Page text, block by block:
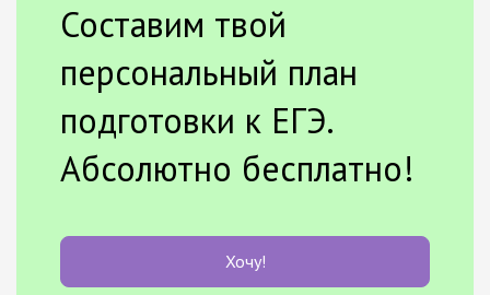
Составим твой
персональный план
подготовки к ЕГЭ.
Абсолютно бесплатно!
Хочу!